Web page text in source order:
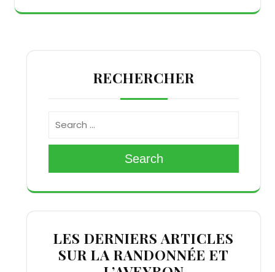
RECHERCHER
Search
LES DERNIERS ARTICLES
SUR LA RANDONNÉE ET